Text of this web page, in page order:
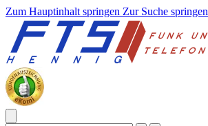
Zum Hauptinhalt springen Zur Suche springen